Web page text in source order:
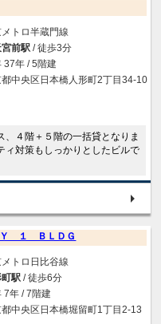
トロ半蔵門線
前駅 / 徒歩3分
37年 / 5階建
中央区日本橋人形町2丁目34-10
、４階＋５階の一括貸となりま
ィ対策もしっかりとしたビルで
Ｙ １ ＢＬＤＧ
トロ日比谷線
町駅 / 徒歩6分
7年 / 7階建
中央区日本橋堀留町1丁目2-13